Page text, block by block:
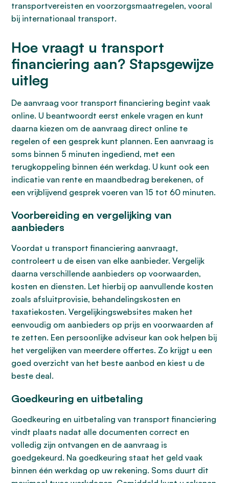
transportvereisten en voorzorgsmaatregelen, vooral
bij internationaal transport.
Hoe vraagt u transport
financiering aan? Stapsgewijze
uitleg
De aanvraag voor transport financiering begint vaak
online. U beantwoordt eerst enkele vragen en kunt
daarna kiezen om de aanvraag direct online te
regelen of een gesprek kunt plannen. Een aanvraag is
soms binnen 5 minuten ingediend, met een
terugkoppeling binnen één werkdag. U kunt ook een
indicatie van rente en maandbedrag berekenen, of
een vrijblijvend gesprek voeren van 15 tot 60 minuten.
Voorbereiding en vergelijking van
aanbieders
Voordat u transport financiering aanvraagt,
controleert u de eisen van elke aanbieder. Vergelijk
daarna verschillende aanbieders op voorwaarden,
kosten en diensten. Let hierbij op aanvullende kosten
zoals afsluitprovisie, behandelingskosten en
taxatiekosten. Vergelijkingswebsites maken het
eenvoudig om aanbieders op prijs en voorwaarden af
te zetten. Een persoonlijke adviseur kan ook helpen bij
het vergelijken van meerdere offertes. Zo krijgt u een
goed overzicht van het beste aanbod en kiest u de
beste deal.
Goedkeuring en uitbetaling
Goedkeuring en uitbetaling van transport financiering
vindt plaats nadat alle documenten correct en
volledig zijn ontvangen en de aanvraag is
goedgekeurd. Na goedkeuring staat het geld vaak
binnen één werkdag op uw rekening. Soms duurt dit